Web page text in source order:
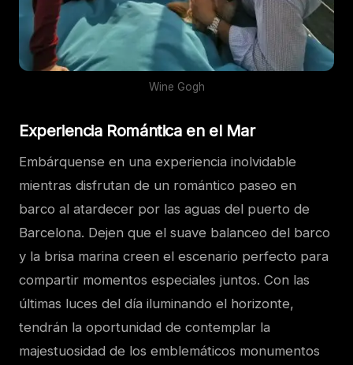
Wine Gogh
Experiencia Romántica en el Mar
Embárquense en una experiencia inolvidable
mientras disfrutan de un romántico paseo en
barco al atardecer por las aguas del puerto de
Barcelona. Dejen que el suave balanceo del barco
y la brisa marina creen el escenario perfecto para
compartir momentos especiales juntos. Con las
últimas luces del día iluminando el horizonte,
tendrán la oportunidad de contemplar la
majestuosidad de los emblemáticos monumentos